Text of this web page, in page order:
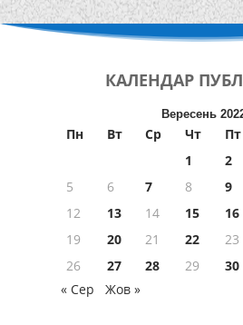
КАЛЕНДАР
Вересень
Пн Вт Ср Чт Пт
1
2
5
6 7 8 9
12
13 14 15 16
19
20 21 22 23
26
27 28 29
30
« Сер
Жов »